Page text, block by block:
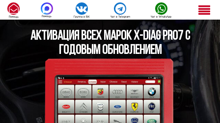
Помощь Помощь Группа в ВК Чат в Telegram Чат в WhatsApp
Активация всех марок X-DIAG PRO7 с
годовым обновлением